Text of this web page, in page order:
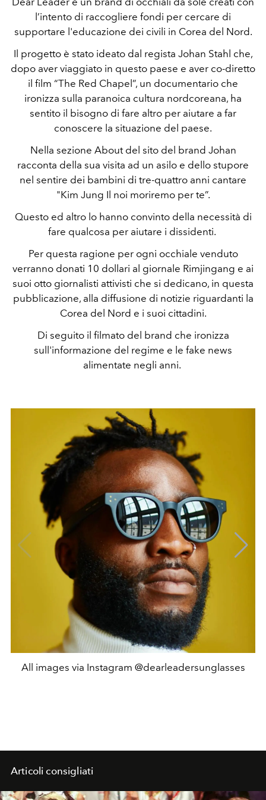
l’intento di raccogliere fondi per cercare di
supportare l'educazione dei civili in Corea del Nord.
Il progetto è stato ideato dal regista Johan Stahl che,
dopo aver viaggiato in questo paese e aver co-diretto
il film “The Red Chapel”, un documentario che
ironizza sulla paranoica cultura nordcoreana, ha
sentito il bisogno di fare altro per aiutare a far
conoscere la situazione del paese.
Nella sezione About del sito del brand Johan
racconta della sua visita ad un asilo e dello stupore
nel sentire dei bambini di tre-quattro anni cantare
"Kim Jung Il noi moriremo per te”.
Questo ed altro lo hanno convinto della necessità di
fare qualcosa per aiutare i dissidenti.
Per questa ragione per ogni occhiale venduto
verranno donati 10 dollari al giornale Rimjingang e ai
suoi otto giornalisti attivisti che si dedicano, in questa
pubblicazione, alla diffusione di notizie riguardanti la
Corea del Nord e i suoi cittadini.
Di seguito il filmato del brand che ironizza
sull'informazione del regime e le fake news
alimentate negli anni.
All images via Instagram @dearleadersunglasses
Articoli consigliati